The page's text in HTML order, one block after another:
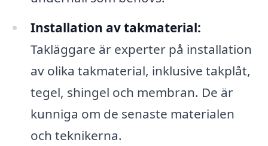
Installation av takmaterial:
Takläggare är experter på installation
av olika takmaterial, inklusive takplåt,
tegel, shingel och membran. De är
kunniga om de senaste materialen
och teknikerna.